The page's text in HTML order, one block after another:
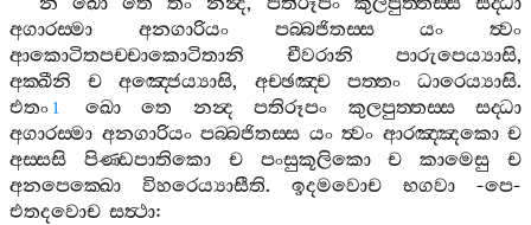
අගාරස‍්මා
අනගාරියං පබ‍්බජිතස‍්ස යං
ත්‍වං
ආකොටිතපච‍්චාකොටිතානි
චීවරානි පාරුපෙය්‍යාසි,
අක‍්ඛීනි
ච අඤ‍්ජෙය්‍යාසි, අච‍්ඡඤ‍්ච පත‍්තං ධාරෙය්‍යාසි.
එතං 1 ඛො තෙ නන්‍ද පතිරූපං කුලපුත‍්තස‍්ස
සද‍්ධා
අගාරස‍්මා අනගාරියං පබ‍්බජිතස‍්ස යං ත්‍වං ආරඤ‍්ඤකො ච
අස‍්සසි
පිණ‍්ඩපාතිකො ච පංසුකූලිකො ච කාමෙසු
ච
අනපෙක‍්ඛො
විහරෙය්‍යාසීති. ඉදමවොච භගවා -පෙ-
එතදවොච සත්‍ථා: